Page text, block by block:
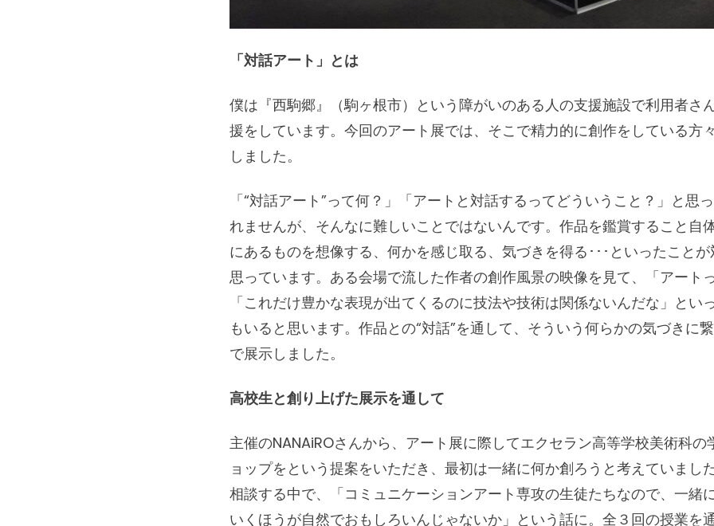
「対話アート」とは
僕は『西駒郷』（駒ヶ根市）という障がいのある人の支援施設で利用者さ
援をしています。今回のアート展では、そこで精力的に創作をしている方
しました。
「“対話アート”って何？」「アートと対話するってどういうこと？」と思
れませんが、そんなに難しいことではないんです。作品を鑑賞すること自
にあるものを想像する、何かを感じ取る、気づきを得る･･･といったこと
思っています。ある会場で流した作者の創作風景の映像を見て、「アート
「これだけ豊かな表現が出てくるのに技法や技術は関係ないんだな」とい
もいると思います。作品との“対話”を通して、そういう何らかの気づきに
で展示しました。
高校生と創り上げた展示を通して
主催のNANAiROさんから、アート展に際してエクセラン高等学校美術科の
ョップをという提案をいただき、最初は一緒に何か創ろうと考えていまし
相談する中で、「コミュニケーションアート専攻の生徒たちなので、一緒
いくほうが自然でおもしろいんじゃないか」という話に。全３回の授業を